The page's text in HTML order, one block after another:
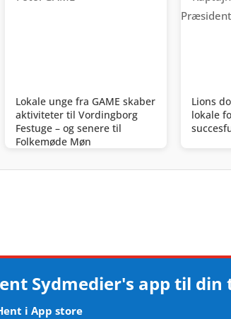
Lokale unge fra GAME skaber
aktiviteter til Vordingborg
Festuge – og senere til
Folkemøde Møn
Lions
lokale
Sydmedier's app til din
i App store